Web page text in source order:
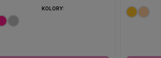
KOLORY: